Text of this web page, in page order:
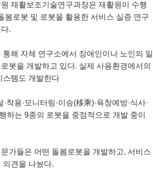
재활보조기술연구과장은 재활원이 수행
봄로봇 및 로봇을 활용한 서비스 실증 연구
.
해 자체 연구소에서 장애인이나 노인의 일
봇을 개발하고 있다. 실제 사용환경에서의
스템도 개발한다
·착용·모니터링·이승(移乘)·욕창예방·식사·
하는 9종의 로봇을 중점적으로 개발 중이
가들은 어떤 돌봄로봇을 개발하고, 서비스
의견을 나눴다.